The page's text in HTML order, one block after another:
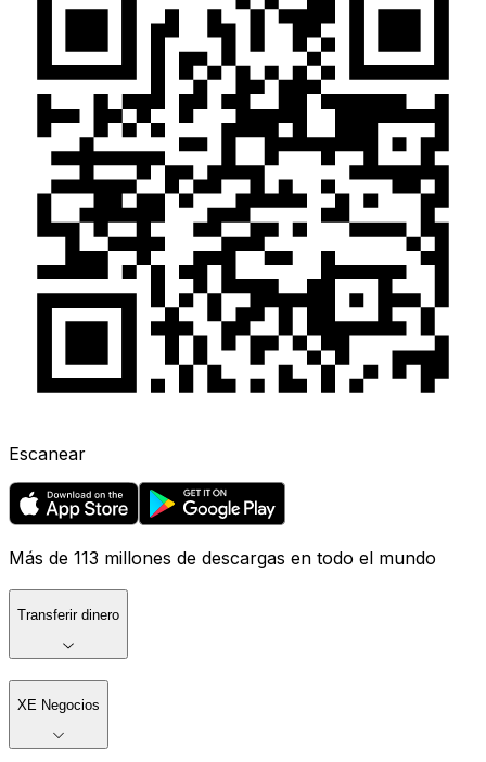
Escanear
Más de 113 millones de descargas en todo el mundo
Transferir dinero
XE Negocios